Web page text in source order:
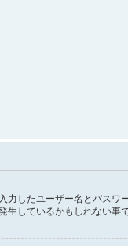
力したユーザー名とパス
しているかもしれない事